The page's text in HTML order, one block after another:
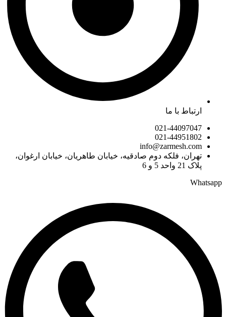
ارتباط با ما
021-44097047
021-44951802
info@zarmesh.com
تهران، فلکه دوم صادقیه، خیابان طاهریان، خیابان ارغوان،
پلاک 21 واحد 5 و 6
Whatsapp